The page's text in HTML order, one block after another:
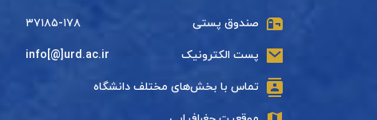
صندوق پستی ۳۷۱۸۵-۱۷۸
پست الکترونیک info[@]urd.ac.ir
تماس با بخش‌های مختلف دانشگاه